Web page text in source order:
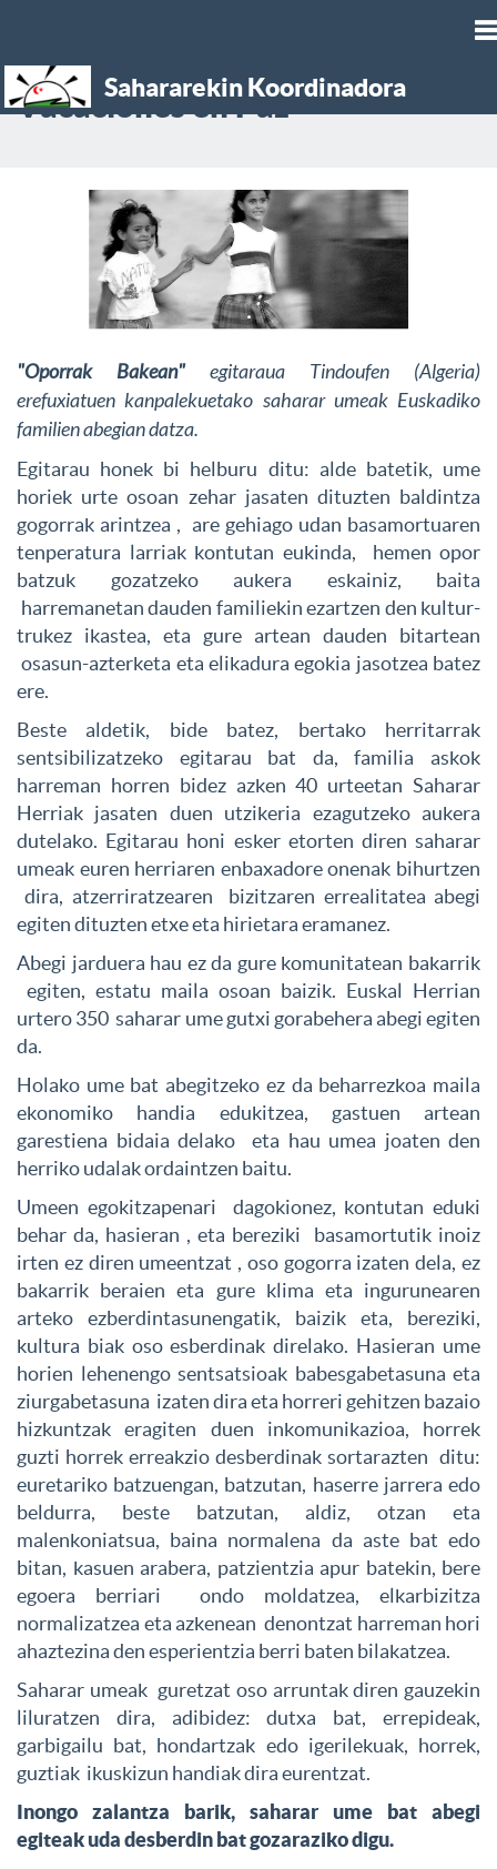
Sahararekin Koordinadora
Vacaciones en Paz
"Oporrak Bakean"egitaraua Tindoufen (Algeria)
erefuxiatuen kanpalekuetako saharar umeak Euskadiko
familien abegian datza.
Egitarau honek bi helburu ditu: alde batetik, ume
horiek urte osoan zehar jasaten dituzten baldintza
gogorrak arintzea , are gehiago udan basamortuaren
tenperatura larriak kontutan eukinda, hemen opor
batzuk gozatzeko aukera eskainiz, baita
harremanetan dauden familiekin ezartzen den kultur-
trukez ikastea, eta gure artean dauden bitartean
osasun-azterketa eta elikadura egokia jasotzea batez
ere.
Beste aldetik, bide batez, bertako herritarrak
sentsibilizatzeko egitarau bat da, familia askok
harreman horren bidez azken 40 urteetan Saharar
Herriak jasaten duen utzikeria ezagutzeko aukera
dutelako. Egitarau honi esker etorten diren saharar
umeak euren herriaren enbaxadore onenak bihurtzen
dira, atzerriratzearen bizitzaren errealitatea abegi
egiten dituzten etxe eta hirietara eramanez.
Abegi jarduera hau ez da gure komunitatean bakarrik
egiten, estatu maila osoan baizik. Euskal Herrian
urtero 350 saharar ume gutxi gorabehera abegi egiten
da.
Holako ume bat abegitzeko ez da beharrezkoa maila
ekonomiko handia edukitzea, gastuen artean
garestiena bidaia delako eta hau umea joaten den
herriko udalak ordaintzen baitu.
Umeen egokitzapenari dagokionez, kontutan eduki
behar da, hasieran , eta bereziki basamortutik inoiz
irten ez diren umeentzat , oso gogorra izaten dela, ez
bakarrik beraien eta gure klima eta ingurunearen
arteko ezberdintasunengatik, baizik eta, bereziki,
kultura biak oso esberdinak direlako. Hasieran ume
horien lehenengo sentsatsioak babesgabetasuna eta
ziurgabetasuna izaten dira eta horreri gehitzen bazaio
hizkuntzak eragiten duen inkomunikazioa, horrek
guzti horrek erreakzio desberdinak sortarazten ditu:
euretariko batzuengan, batzutan, haserre jarrera edo
beldurra, beste batzutan, aldiz, otzan eta
malenkoniatsua, baina normalena da aste bat edo
bitan, kasuen arabera, patzientzia apur batekin, bere
egoera berriari ondo moldatzea, elkarbizitza
normalizatzea eta azkenean denontzat harreman hori
ahaztezina den esperientzia berri baten bilakatzea.
Saharar umeak guretzat oso arruntak diren gauzekin
liluratzen dira, adibidez: dutxa bat, errepideak,
garbigailu bat, hondartzak edo igerilekuak, horrek,
guztiak ikuskizun handiak dira eurentzat.
Inongo zalantza barik, saharar ume bat abegi
egiteak uda desberdin bat gozaraziko digu.